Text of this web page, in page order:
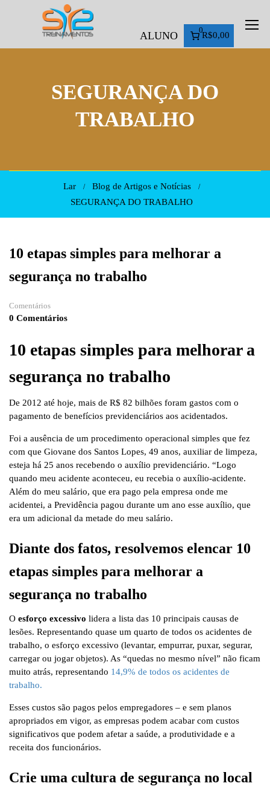
ALUNO 0
R$0,00
SEGURANÇA DO
TRABALHO
Lar
Blog de Artigos e Notícias
SEGURANÇA DO TRABALHO
10 etapas simples para melhorar a
segurança no trabalho
Comentários
0 Comentários
10 etapas simples para melhorar a
segurança no trabalho
De 2012 até hoje, mais de R$ 82 bilhões foram gastos com o
pagamento de benefícios previdenciários aos acidentados.
Foi a ausência de um procedimento operacional simples que fez
com que Giovane dos Santos Lopes, 49 anos, auxiliar de limpeza,
esteja há 25 anos recebendo o auxílio previdenciário. “Logo
quando meu acidente aconteceu, eu recebia o auxílio-acidente.
Além do meu salário, que era pago pela empresa onde me
acidentei, a Previdência pagou durante um ano esse auxílio, que
era um adicional da metade do meu salário.
Diante dos fatos, resolvemos elencar 10
etapas simples para melhorar a
segurança no trabalho
O esforço excessivo lidera a lista das 10 principais causas de
lesões. Representando quase um quarto de todos os acidentes de
trabalho, o esforço excessivo (levantar, empurrar, puxar, segurar,
carregar ou jogar objetos). As “quedas no mesmo nível” não ficam
muito atrás, representando 14,9% de todos os acidentes de
trabalho.
Esses custos são pagos pelos empregadores – e sem planos
apropriados em vigor, as empresas podem acabar com custos
significativos que podem afetar a saúde, a produtividade e a
receita dos funcionários.
Crie uma cultura de segurança no local